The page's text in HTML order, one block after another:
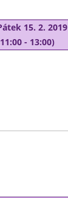
15. 2. 2019
- 13:00)